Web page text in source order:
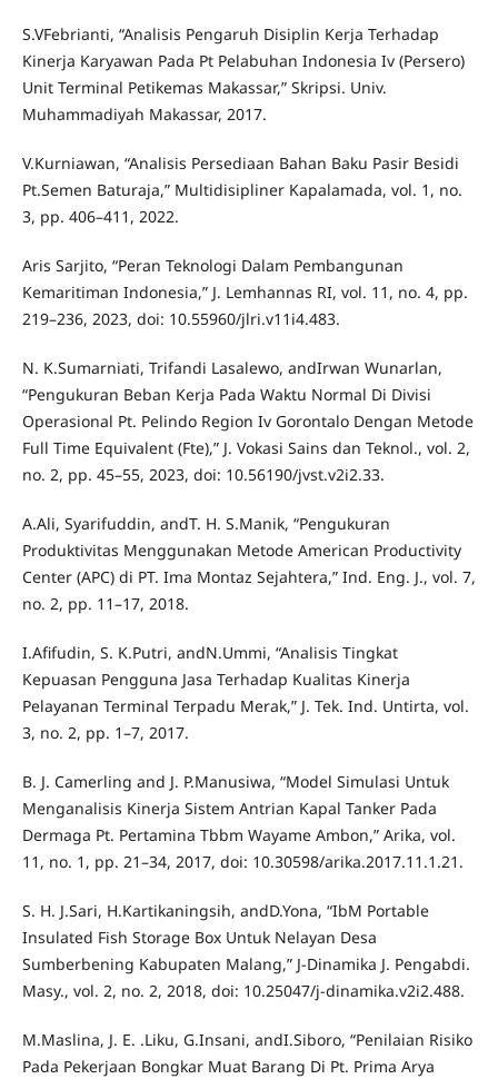
S.VFebrianti, “Analisis Pengaruh Disiplin Kerja Terhadap
Kinerja Karyawan Pada Pt Pelabuhan Indonesia Iv (Persero)
Unit Terminal Petikemas Makassar,” Skripsi. Univ.
Muhammadiyah Makassar, 2017.
V.Kurniawan, “Analisis Persediaan Bahan Baku Pasir Besidi
Pt.Semen Baturaja,” Multidisipliner Kapalamada, vol. 1, no.
3, pp. 406–411, 2022.
Aris Sarjito, “Peran Teknologi Dalam Pembangunan
Kemaritiman Indonesia,” J. Lemhannas RI, vol. 11, no. 4, pp.
219–236, 2023, doi: 10.55960/jlri.v11i4.483.
N. K.Sumarniati, Trifandi Lasalewo, andIrwan Wunarlan,
“Pengukuran Beban Kerja Pada Waktu Normal Di Divisi
Operasional Pt. Pelindo Region Iv Gorontalo Dengan Metode
Full Time Equivalent (Fte),” J. Vokasi Sains dan Teknol., vol. 2,
no. 2, pp. 45–55, 2023, doi: 10.56190/jvst.v2i2.33.
A.Ali, Syarifuddin, andT. H. S.Manik, “Pengukuran
Produktivitas Menggunakan Metode American Productivity
Center (APC) di PT. Ima Montaz Sejahtera,” Ind. Eng. J., vol. 7,
no. 2, pp. 11–17, 2018.
I.Afifudin, S. K.Putri, andN.Ummi, “Analisis Tingkat
Kepuasan Pengguna Jasa Terhadap Kualitas Kinerja
Pelayanan Terminal Terpadu Merak,” J. Tek. Ind. Untirta, vol.
3, no. 2, pp. 1–7, 2017.
B. J. Camerling and J. P.Manusiwa, “Model Simulasi Untuk
Menganalisis Kinerja Sistem Antrian Kapal Tanker Pada
Dermaga Pt. Pertamina Tbbm Wayame Ambon,” Arika, vol.
11, no. 1, pp. 21–34, 2017, doi: 10.30598/arika.2017.11.1.21.
S. H. J.Sari, H.Kartikaningsih, andD.Yona, “IbM Portable
Insulated Fish Storage Box Untuk Nelayan Desa
Sumberbening Kabupaten Malang,” J-Dinamika J. Pengabdi.
Masy., vol. 2, no. 2, 2018, doi: 10.25047/j-dinamika.v2i2.488.
M.Maslina, J. E. .Liku, G.Insani, andI.Siboro, “Penilaian Risiko
Pada Pekerjaan Bongkar Muat Barang Di Pt. Prima Arya